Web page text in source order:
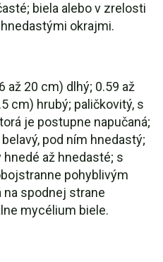
biela alebo v zrelosti
okrajmi.
až 20 cm) dlhý; 0.59 až
cm) hrubý; paličkovitý, s
je postupne napučaná;
pod ním hnedastý;
až hnedasté; s
pohyblivým
spodnej strane
mycélium biele.